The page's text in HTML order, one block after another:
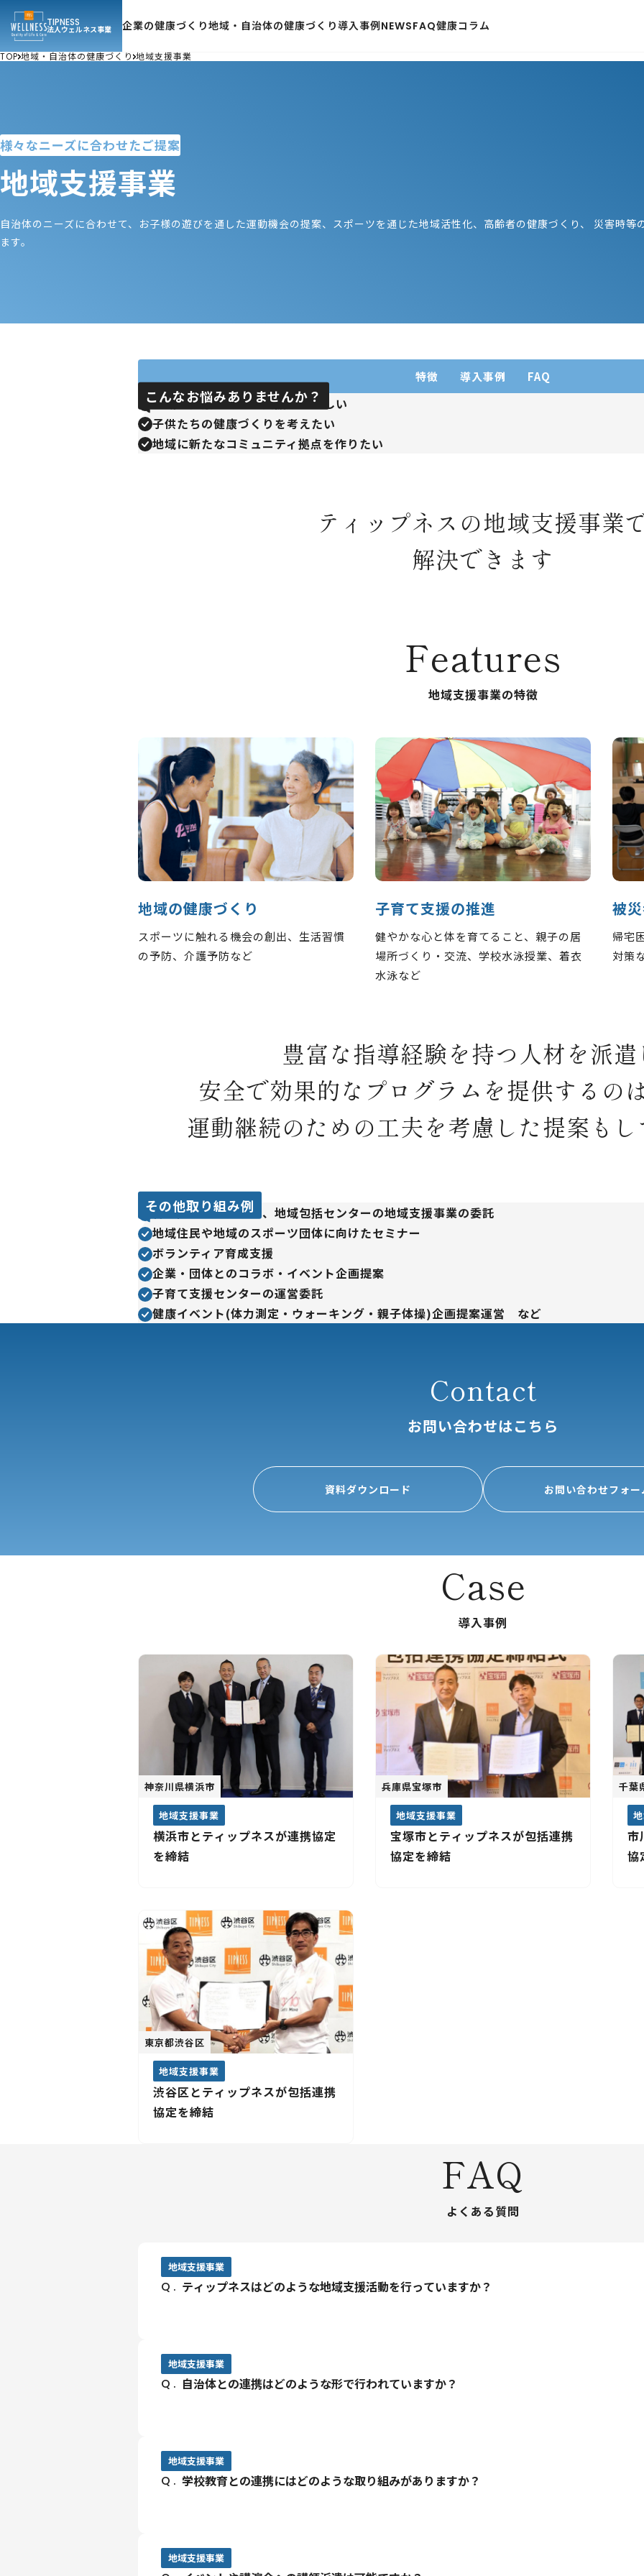
TIPNESS
法人ウェルネス事業 企業の健康づくり地域・自治体の健康づくり導入事例NEWSFAQ健康コラム
TOP 地域・自治体の健康づくり 地域支援事業
様々なニーズに合わせたご提案
地域支援事業
自治体のニーズに合わせて、お子様の遊びを通した運動機会の提案、スポーツを通じた地域活性化、高齢者の健康づくり、 災害時
ます。
特徴 導入事例 FAQ
こんなお悩みありませんか？
地域の健康づくりを支援してほしい
子供たちの健康づくりを考えたい
地域に新たなコミュニティ拠点を作りたい
ティップネスの地域支援事業
解決できます
Features
地域支援事業の特徴
地域の健康づくり
スポーツに触れる機会の創出、生活習慣
の予防、介護予防など
子育て支援の推進
健やかな心と体を育てること、親子の居
場所づくり・交流、学校水泳授業、着衣
水泳など
被
帰宅
対策
豊富な指導経験を持つ 人材を派
安全で効果的なプログラムを提供するの
運動継続のための工夫を考慮した提案も
その他取り組み例
各市区町村の自治体、地域包括センターの地域支援事業の委託
地域住民や地域のスポーツ団体に向けたセミナー
ボランティア育成支援
企業・団体とのコラボ・イベント企画提案
子育て支援センターの運営委託
健康イベント(体力測定・ウォーキング・親子体操)企画提案運営 など
Contact
お問い合わせはこちら
資料ダウンロード お問い合わせフォー
Case
導入事例
地域支援事業
神奈川県横浜市
横浜市とティップネスが連携協定
を締結
地域支援事業
兵庫県宝塚市
宝塚市とティップネスが包括連携
協定を締結
千葉
市
協
地域支援事業
東京都渋谷区
渋谷区とティップネスが包括連携
協定を締結
FAQ
よくある質問
地域支援事業
ティップネスはどのような地域支援活動を行っていますか？
の解決に取り組んでいます。
主な活動は以下の通りです。
・健康（地域の健康づくりに関すること）
└健やかな心と体を育てること、親子の居場所づくり・交流、
健康の基礎作りや体力の向上、学校水泳授業受託など
・防災 （災害時等における被災者への支援や協力に関すること）
地域支援事業
自治体との連携はどのような形で行われていますか？
・包括連携協定による健康支援や地域活性化事業
・委託事業としての健康教室・介護予防プログラム運営
・地域イベントへの講師派遣や健康測定会の共催
地域支援事業
学校教育との連携にはどのような取り組みがありますか？
水泳・体育授業への講師派遣、着衣泳体験会、教員向け研修、姿勢改善・体づくりプログ
教育現場と協働した取り組みを展開しています。
地域支援事業